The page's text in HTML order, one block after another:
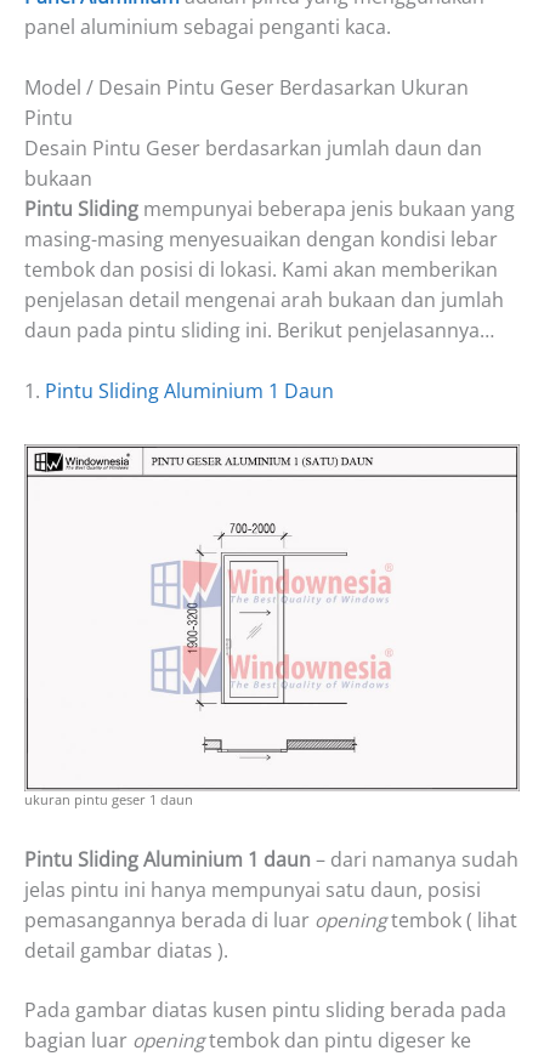
panel aluminium sebagai penganti kaca.
Model / Desain Pintu Geser Berdasarkan Ukuran
Pintu
Desain Pintu Geser berdasarkan jumlah daun dan
bukaan
Pintu Sliding mempunyai beberapa jenis bukaan yang
masing-masing menyesuaikan dengan kondisi lebar
tembok dan posisi di lokasi. Kami akan memberikan
penjelasan detail mengenai arah bukaan dan jumlah
daun pada pintu sliding ini. Berikut penjelasannya…
1. Pintu Sliding Aluminium 1 Daun
ukuran pintu geser 1 daun
Pintu Sliding Aluminium 1 daun – dari namanya sudah
jelas pintu ini hanya mempunyai satu daun, posisi
pemasangannya berada di luar openingtembok ( lihat
detail gambar diatas ).
Pada gambar diatas kusen pintu sliding berada pada
bagian luar openingtembok dan pintu digeser ke